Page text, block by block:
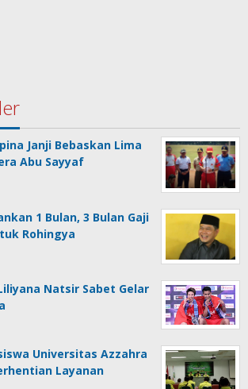
Janji Bebaskan Lima
Abu Sayyaf
1 Bulan, 3 Bulan Gaji
Rohingya
Natsir Sabet Gelar
Universitas Azzahra
Layanan